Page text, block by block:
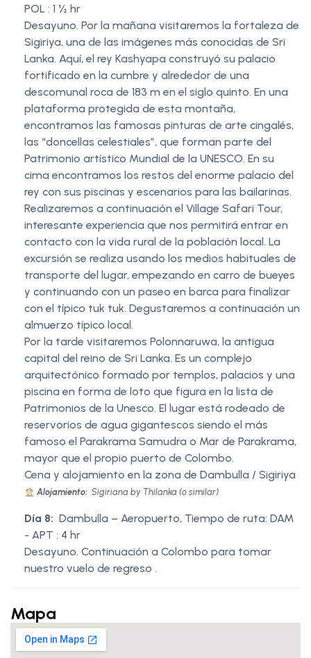
POL : 1 ½ hr
Desayuno. Por la mañana visitaremos la fortaleza de
Sigiriya, una de las imágenes más conocidas de Sri
Lanka. Aquí, el rey Kashyapa construyó su palacio
fortificado en la cumbre y alrededor de una
descomunal roca de 183 m en el siglo quinto. En una
plataforma protegida de esta montaña,
encontramos las famosas pinturas de arte cingalés,
las “doncellas celestiales”, que forman parte del
Patrimonio artístico Mundial de la UNESCO. En su
cima encontramos los restos del enorme palacio del
rey con sus piscinas y escenarios para las bailarinas.
Realizaremos a continuación el Village Safari Tour,
interesante experiencia que nos permitirá entrar en
contacto con la vida rural de la población local. La
excursión se realiza usando los medios habituales de
transporte del lugar, empezando en carro de bueyes
y continuando con un paseo en barca para finalizar
con el típico tuk tuk. Degustaremos a continuación un
almuerzo típico local.
Por la tarde visitaremos Polonnaruwa, la antigua
capital del reino de Sri Lanka. Es un complejo
arquitectónico formado por templos, palacios y una
piscina en forma de loto que figura en la lista de
Patrimonios de la Unesco. El lugar está rodeado de
reservorios de agua gigantescos siendo el más
famoso el Parakrama Samudra o Mar de Parakrama,
mayor que el propio puerto de Colombo.
Cena y alojamiento en la zona de Dambulla / Sigiriya
Alojamiento: Sigiriana by Thilanka (o similar)
Día 8: Dambulla – Aeropuerto, Tiempo de ruta: DAM
- APT : 4 hr
Desayuno. Continuación a Colombo para tomar
nuestro vuelo de regreso .
Mapa